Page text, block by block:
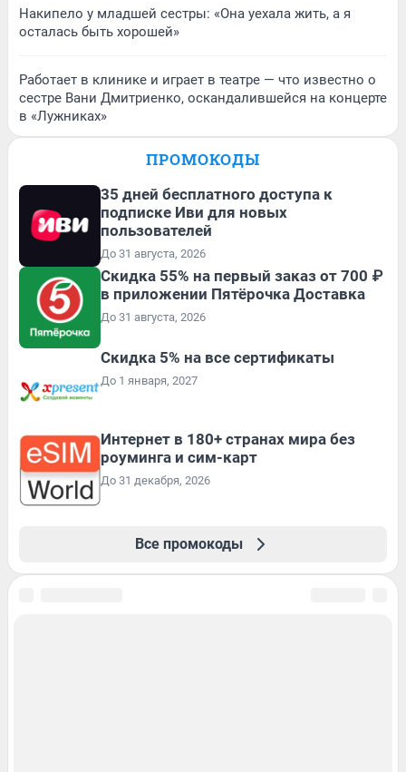
Накипело у младшей сестры: «Она уехала жить, а я
осталась быть хорошей»
Работает в клинике и играет в театре — что известно о
сестре Вани Дмитриенко, оскандалившейся на концерте
в «Лужниках»
ПРОМОКОДЫ
35 дней бесплатного доступа к
подписке Иви для новых
пользователей
До 31 августа, 2026
Скидка 55% на первый заказ от 700 ₽
в приложении Пятёрочка Доставка
До 31 августа, 2026
Скидка 5% на все сертификаты
До 1 января, 2027
Интернет в 180+ странах мира без
роуминга и сим-карт
До 31 декабря, 2026
Все промокоды